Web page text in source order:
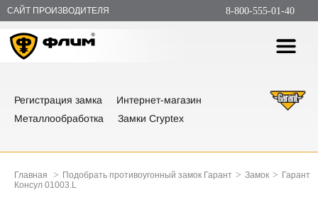
САЙТ ПРОИЗВОДИТЕЛЯ 8-800-555-01-40
Регистрация замка
Интернет-магазин
Металлообработка
Замки Cryptex
Главная > Подобрать противоугонный замок Гарант > Замок > Гарант
Консул 01003.L